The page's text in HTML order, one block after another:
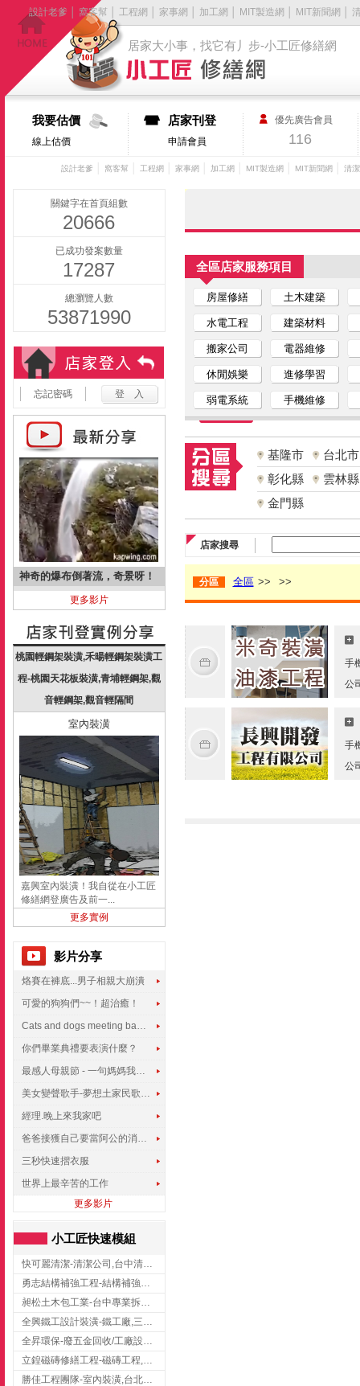
居家大小事，找它有丿步-小工匠修繕網
設計老爹 窩客幫 工程網 家事網 加工網 MIT製造網 MIT新聞網
我要估價
線上估價
店家刊登
申請會員
優先廣告會員
116
設計老爹 窩客幫 工程網 家事網 加工網 MIT製造網 MIT新聞網 清
關鍵字在首頁組數
20666
已成功發案數量
17287
總瀏覽人數
53871990
忘記密碼
神奇的爆布倒著流，奇景呀！
更多影片
桃園輕鋼架裝潢,禾暘輕鋼架裝潢工
程-桃園天花板裝潢,青埔輕鋼架,觀
音輕鋼架,觀音輕隔間
室內裝潢
嘉興室內裝潢！我自從在小工匠
修繕網登廣告及前一...
更多實例
影片分享
烙賽在褲底...男子相親大崩潰
可愛的狗狗們~~！超治癒！
Cats and dogs meeting babies for the first time
你們畢業典禮要表演什麼？
最感人母親節 - 一句媽媽我愛你
美女變聲歌手-夢想土家民歌傳遍世界
經理.晚上來我家吧
爸爸接獲自己要當阿公的消息，反應史上最可愛!!!
三秒快速摺衣服
世界上最辛苦的工作
更多影片
小工匠快速模組
快可麗清潔-清潔公司,台中清潔公司,台中居家清潔
勇志結構補強工程-結構補強工程 ,桃園結構補強工程,龍潭結構補強工程
昶松土木包工業-台中專業拆除工程/挖土機出租
全興鐵工設計裝潢-鐵工廠,三峽鐵工廠,台北鐵工廠
全昇環保-廢五金回收/工廠設備收購/機械設備回收/高價收購廠房設備
立鍠磁磚修繕工程-磁磚工程,磁磚修補,新竹磁磚工程
勝佳工程團隊-室內裝潢,台北房屋裝修,三重室內裝修
全區店家服務項目
房屋修繕 土木建築
水電工程 建築材料
搬家公司 電器維修
休閒娛樂 進修學習
弱電系統 手機維修
基隆市
台北市
彰化縣
雲林縣
金門縣
店家搜尋
分區 全區 >> >>
手
公
手
公